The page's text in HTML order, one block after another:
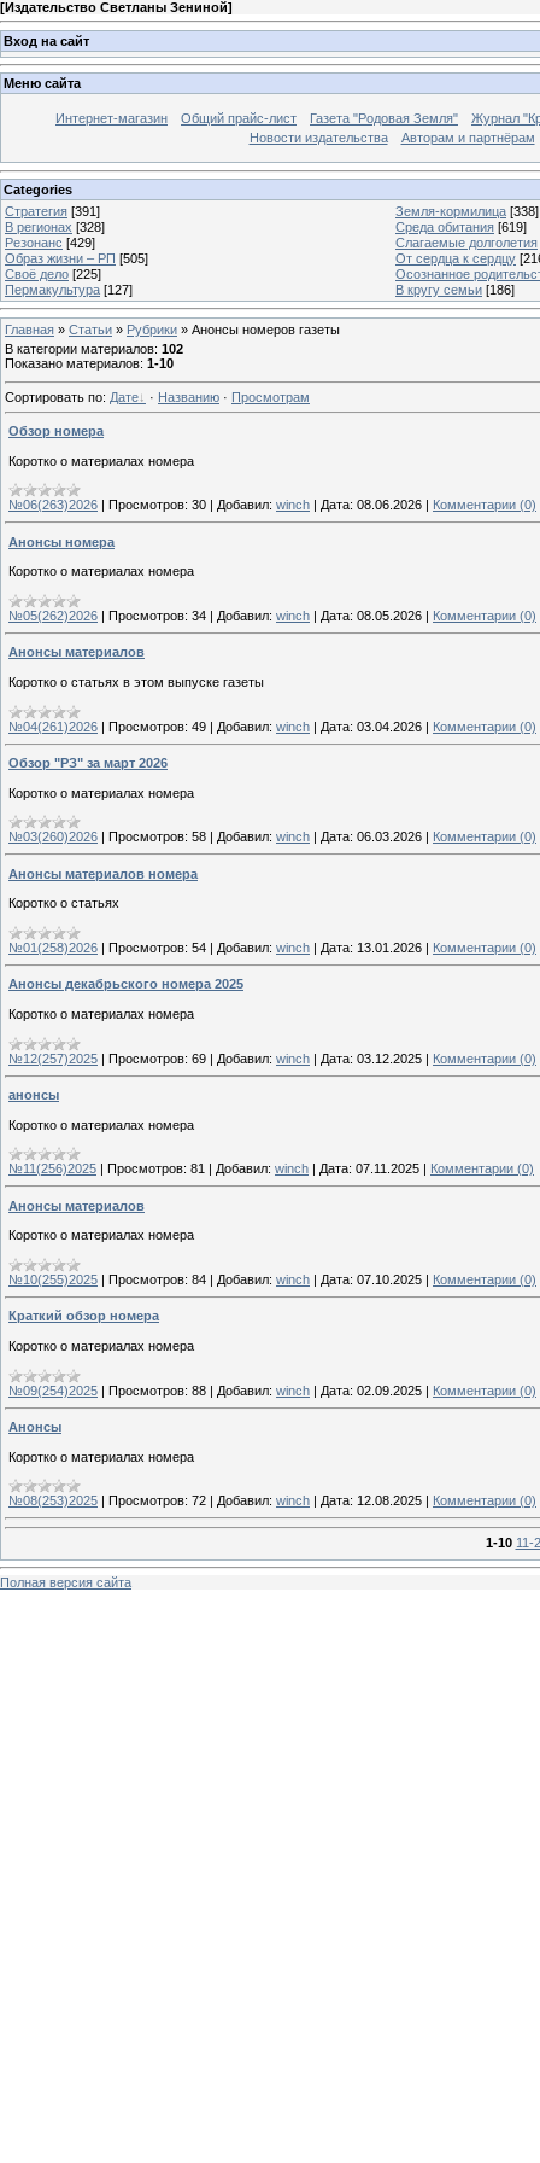
[Издательство Светланы Зениной]
Вход на сайт
Меню сайта
Интернет-магазин Общий прайс-лист Газета "Родовая Земля"
Журнал
Новости издательства
Авторам и партнёрам
Categories
Стратегия [391] Земля-кормилица [338]
В регионах [328] Среда обитания [619]
Резонанс [429]
Слагаемые долголетия
Образ жизни – РП [505] От сердца к сердцу
Своё дело [225]
Осознанное
Пермакультура [127] В кругу семьи [186]
Главная » Статьи » Рубрики » Анонсы номеров газеты
В категории материалов: 102
Показано материалов: 1-10
Сортировать по: Дате · Названию · Просмотрам
Обзор номера
Коротко о материалах номера
№06(263)2026 Просмотров: 30 Добавил: winch Дата: 08.06.2026 Комментарии (0)
Анонсы номера
Коротко о материалах номера
№05(262)2026 | Просмотров: 34 | Добавил: winch | Дата: 08.05.2026 | Комментарии (0)
Анонсы материалов
Коротко о статьях в этом выпуске газеты
№04(261)2026 | Просмотров: 49 | Добавил: winch | Дата: 03.04.2026 | Комментарии (0)
Обзор "РЗ" за март 2026
Коротко о материалах номера
№03(260)2026 Просмотров: 58 Добавил: winch Дата: 06.03.2026 Комментарии (0)
Анонсы материалов номера
Коротко о статьях
№01(258)2026 | Просмотров: 54 | Добавил: winch | Дата: 13.01.2026 | Комментарии (0)
Анонсы декабрьского номера 2025
Коротко о материалах номера
№12(257)2025 | Просмотров: 69 | Добавил: winch | Дата: 03.12.2025 | Комментарии (0)
анонсы
Коротко о материалах номера
№11(256)2025 | Просмотров: 81 | Добавил: winch | Дата: 07.11.2025 | Комментарии (0)
Анонсы материалов
Коротко о материалах номера
№10(255)2025 | Просмотров: 84 | Добавил: winch | Дата: 07.10.2025 | Комментарии (0)
Краткий обзор номера
Коротко о материалах номера
№09(254)2025 | Просмотров: 88 | Добавил: winch | Дата: 02.09.2025 | Комментарии (0)
Анонсы
Коротко о материалах номера
№08(253)2025 | Просмотров: 72 | Добавил: winch | Дата: 12.08.2025 | Комментарии (0)
1-10 11-
Полная версия сайта